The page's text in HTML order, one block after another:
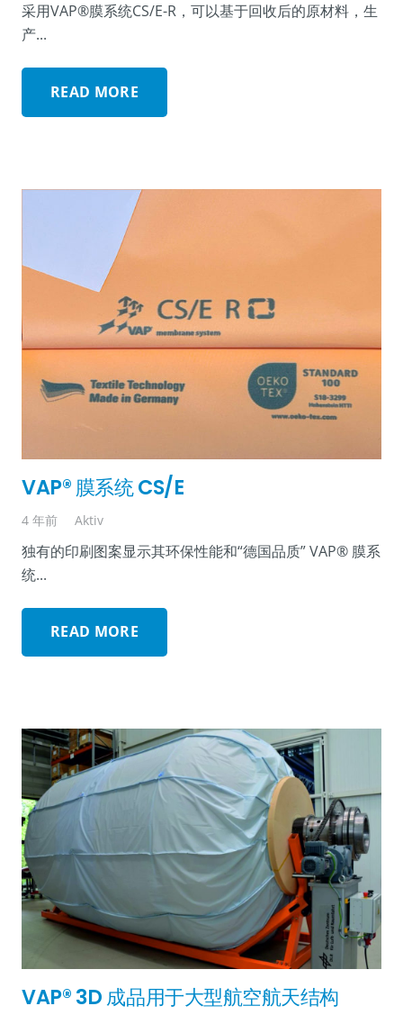
采用VAP®膜系统CS/E-R，可以基于回收后的原材料，生
产...
READ MORE
VAP® 膜系统 CS/E
4 年前 Aktiv
独有的印刷图案显示其环保性能和“德国品质” VAP® 膜系
统...
READ MORE
VAP® 3D 成品用于大型航空航天结构